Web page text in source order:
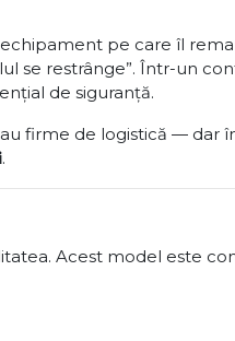
pe care îl
se restrânge”. Într-un
de siguranță.
firme de logistică — dar
.
Acest model este